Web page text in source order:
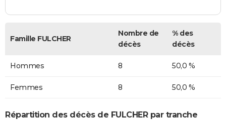
Famille FULCHER
Nombre de
décès
% des
décès
Hommes 8 50,0 %
Femmes 8 50,0 %
Répartition des décès de FULCHER par tranche